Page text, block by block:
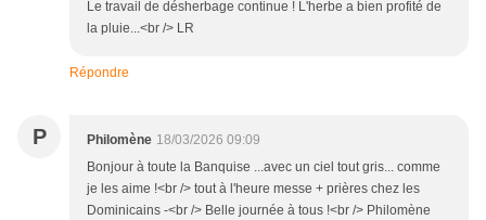
Le travail de désherbage continue ! L'herbe a bien profité de
la pluie...<br /> LR
Répondre
P Philomène 18/03/2026 09:09
Bonjour à toute la Banquise ...avec un ciel tout gris... comme
je les aime !<br /> tout à l'heure messe + prières chez les
Dominicains -<br /> Belle journée à tous !<br /> Philomène